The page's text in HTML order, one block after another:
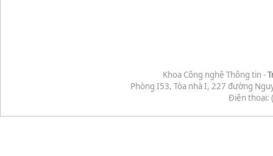
Khoa Công nghệ Thông tin -
Phòng I53, Tòa nhà I, 227 đường
Điện thoại: